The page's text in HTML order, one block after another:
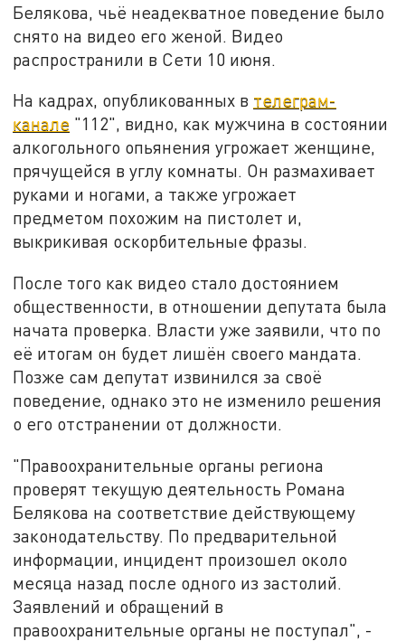
Белякова, чьё неадекватное поведение было
снято на видео его женой. Видео
распространили в Сети 10 июня.
На кадрах, опубликованных в телеграм-
канале "112", видно, как мужчина в состоянии
алкогольного опьянения угрожает женщине,
прячущейся в углу комнаты. Он размахивает
руками и ногами, а также угрожает
предметом похожим на пистолет и,
выкрикивая оскорбительные фразы.
После того как видео стало достоянием
общественности, в отношении депутата была
начата проверка. Власти уже заявили, что по
её итогам он будет лишён своего мандата.
Позже сам депутат извинился за своё
поведение, однако это не изменило решения
о его отстранении от должности.
"Правоохранительные органы региона
проверят текущую деятельность Романа
Белякова на соответствие действующему
законодательству. По предварительной
информации, инцидент произошел около
месяца назад после одного из застолий.
Заявлений и обращений в
правоохранительные органы не поступал", -